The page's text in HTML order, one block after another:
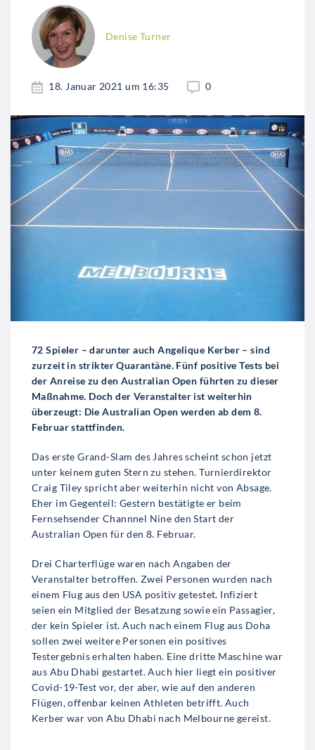
Denise Turner
18. Januar 2021 um 16:35 0
72 Spieler – darunter auch Angelique Kerber – sind
zurzeit in strikter Quarantäne. Fünf positive Tests bei
der Anreise zu den Australian Open führten zu dieser
Maßnahme. Doch der Veranstalter ist weiterhin
überzeugt: Die Australian Open werden ab dem 8.
Februar stattfinden.
Das erste Grand-Slam des Jahres scheint schon jetzt
unter keinem guten Stern zu stehen. Turnierdirektor
Craig Tiley spricht aber weiterhin nicht von Absage.
Eher im Gegenteil: Gestern bestätigte er beim
Fernsehsender Channnel Nine den Start der
Australian Open für den 8. Februar.
Drei Charterflüge waren nach Angaben der
Veranstalter betroffen. Zwei Personen wurden nach
einem Flug aus den USA positiv getestet. Infiziert
seien ein Mitglied der Besatzung sowie ein Passagier,
der kein Spieler ist. Auch nach einem Flug aus Doha
sollen zwei weitere Personen ein positives
Testergebnis erhalten haben. Eine dritte Maschine war
aus Abu Dhabi gestartet. Auch hier liegt ein positiver
Covid-19-Test vor, der aber, wie auf den anderen
Flügen, offenbar keinen Athleten betrifft. Auch
Kerber war von Abu Dhabi nach Melbourne gereist.